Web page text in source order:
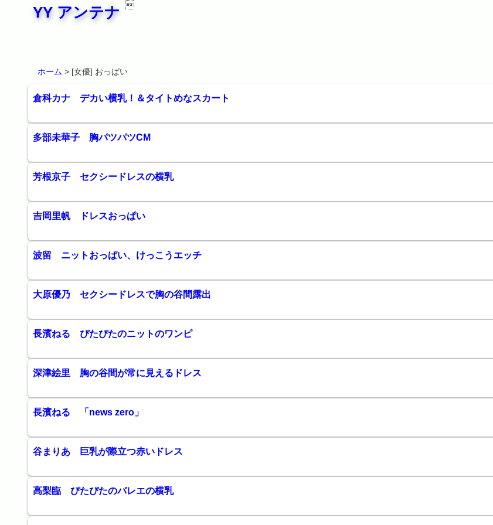

YY アンテナ
ホーム > [女優] おっぱい
倉科カナ デカい横乳！＆タイトめなスカート
多部未華子 胸パツパツCM
芳根京子 セクシードレスの横乳
吉岡里帆 ドレスおっぱい
波留 ニットおっぱい、けっこうエッチ
大原優乃 セクシードレスで胸の谷間露出
長濱ねる ぴたぴたのニットのワンピ
深津絵里 胸の谷間が常に見えるドレス
長濱ねる 「news zero」
谷まりあ 巨乳が際立つ赤いドレス
高梨臨 ぴたぴたのバレエの横乳